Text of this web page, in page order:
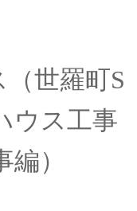
世羅町S
ウス工事
）